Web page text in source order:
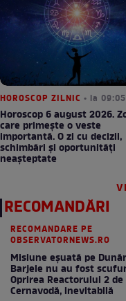
HOROSCOP ZILNIC • la 09:05
Horoscop 6 august 2026.
care primește o veste
importantă. O zi cu decizii,
schimbări și oportunități
neașteptate
RECOMANDĂRI
RECOMANDARE PE
OBSERVATORNEWS.RO
Misiune eșuată pe
Barjele nu au fost
Oprirea Reactorului 2 de
Cernavodă, inevitabilă